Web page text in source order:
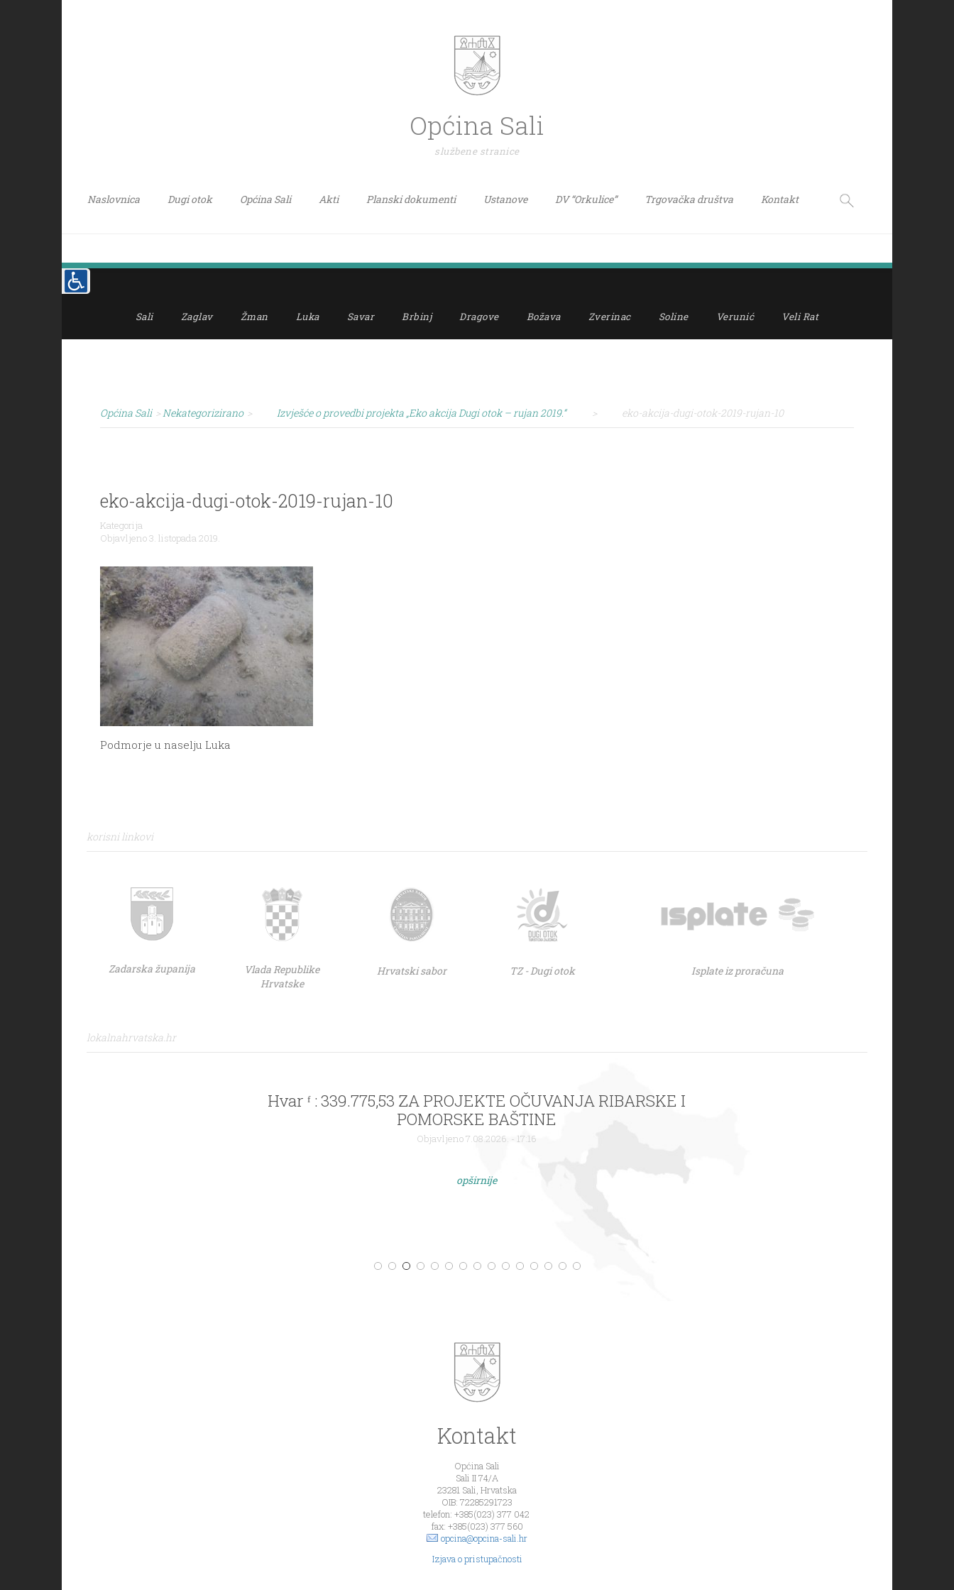
Općina Sali
službene stranice
Naslovnica Dugi otok Općina Sali Akti Planski dokumenti Ustanove DV “Orkulice” Trgovačka društva Kontakt
Sali Zaglav Žman Luka Savar Brbinj Dragove Božava Zverinac Soline Verunić Veli Rat
Općina Sali > Nekategorizirano > Izvješće o provedbi projekta „Eko akcija Dugi otok – rujan 2019.“ > eko-akcija-dugi-otok-2019-rujan-10
eko-akcija-dugi-otok-2019-rujan-10
Kategorija
Objavljeno 3. listopada 2019.
Podmorje u naselju Luka
korisni linkovi
Zadarska županija
Vlada Republike
Hrvatske
Hrvatski sabor TZ - Dugi otok Isplate iz proračuna
lokalnahrvatska.hr
Hvar ᶠ : 339.775,53 ZA PROJEKTE OČUVANJA RIBARSKE I
POMORSKE BAŠTINE
Objavljeno 7.08.2026. - 17:16
opširnije
Kontakt
Općina Sali
Sali II 74/A
23281 Sali, Hrvatska
OIB: 72285291723
telefon: +385(023) 377 042
fax: +385(023) 377 560
opcina@opcina-sali.hr
Izjava o pristupačnosti